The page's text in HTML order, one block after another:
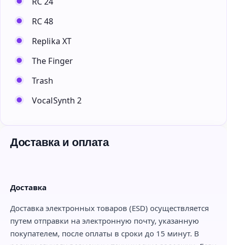
RC 48
Replika XT
The Finger
Trash
VocalSynth 2
Доставка и оплата
Доставка
Доставка электронных товаров (ESD) осуществляется
путем отправки на электронную почту, указанную
покупателем, после оплаты в сроки до 15 минут. В